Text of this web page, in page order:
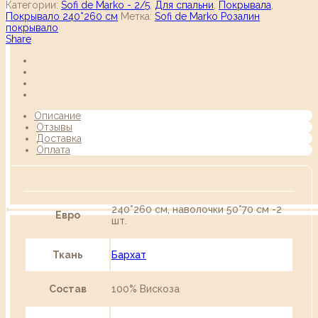
Категории: Sofi de Marko - 2/5 Для спальни Покрывала
Покрывало 240*260 см Метка: Sofi de Marko Розалин
покрывало
Share
Описание
Отзывы
Доставка
Оплата
Евро
240*260 см, наволочки 50*70 см -2
шт.
Ткань Бархат
Состав 100% Вискоза